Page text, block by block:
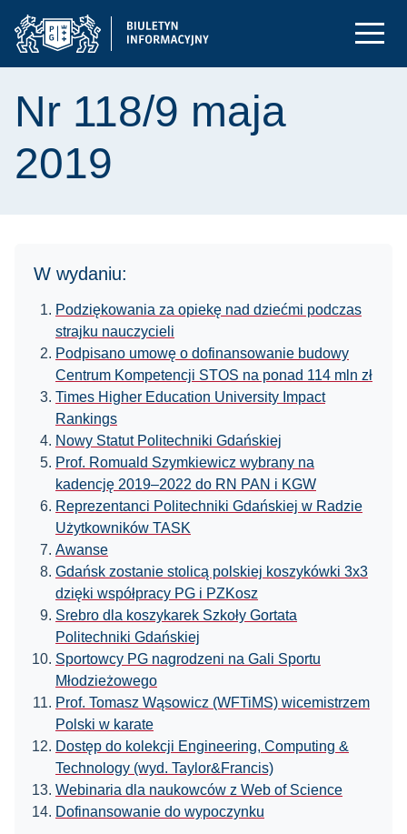
Nr 118/9 maja
2019
W wydaniu:
Podziękowania za opiekę nad dziećmi podczas
strajku nauczycieli
Podpisano umowę o dofinansowanie budowy
Centrum Kompetencji STOS na ponad 114 mln zł
Times Higher Education University Impact
Rankings
Nowy Statut Politechniki Gdańskiej
Prof. Romuald Szymkiewicz wybrany na
kadencję 2019–2022 do RN PAN i KGW
Reprezentanci Politechniki Gdańskiej w Radzie
Użytkowników TASK
Awanse
Gdańsk zostanie stolicą polskiej koszykówki 3x3
dzięki współpracy PG i PZKosz
Srebro dla koszykarek Szkoły Gortata
Politechniki Gdańskiej
Sportowcy PG nagrodzeni na Gali Sportu
Młodzieżowego
Prof. Tomasz Wąsowicz (WFTiMS) wicemistrzem
Polski w karate
Dostęp do kolekcji Engineering, Computing &
Technology (wyd. Taylor&Francis)
Webinaria dla naukowców z Web of Science
Dofinansowanie do wypoczynku